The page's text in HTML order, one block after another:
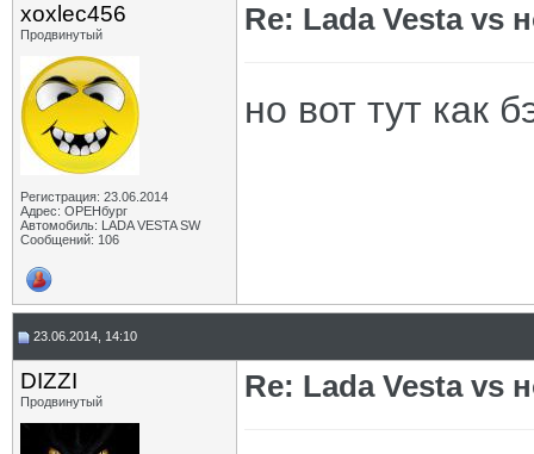
xoxlec456
Продвинутый
Регистрация: 23.06.2014
Адрес: ОРЕНбург
Автомобиль: LADA VESTA SW
Сообщений: 106
Re: Lada Vesta vs
но вот тут как
23.06.2014, 14:10
DIZZI
Продвинутый Re: Lada Vesta vs